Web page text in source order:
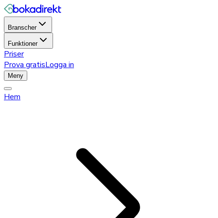
Branscher
Funktioner
Priser
Prova gratisLogga in
Meny
Hem